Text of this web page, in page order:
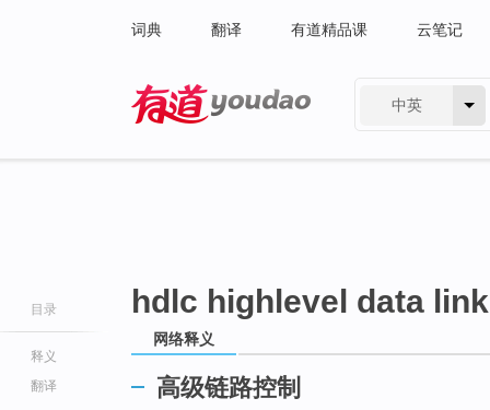
词典 翻译 有道精品课 云笔记
中英
目录
释义
翻译
hdlc highlevel data
网络释义
高级链路控制